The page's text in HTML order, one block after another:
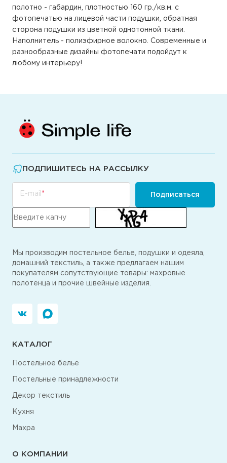
полотно - габардин, плотностью 160 гр./кв.м. с
фотопечатью на лицевой части подушки, обратная
сторона подушки из цветной однотонной ткани.
Наполнитель - полиэфирное волокно. Современные и
разнообразные дизайны фотопечати подойдут к
любому интерьеру!
ПОДПИШИТЕСЬ НА РАССЫЛКУ
E-mail Подписаться
Мы производим постельное белье, подушки и одеяла,
домашний текстиль, а также предлагаем нашим
покупателям сопутствующие товары: махровые
полотенца и прочие швейные изделия.
КАТАЛОГ
Постельное белье
Постельные принадлежности
Декор текстиль
Кухня
Махра
О КОМПАНИИ